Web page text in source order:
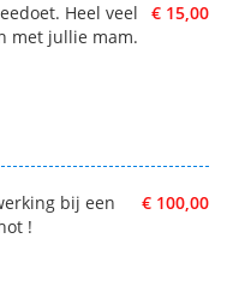
€ 15,00
Heel veel
met jullie mam.
€ 100,00
bij een
!